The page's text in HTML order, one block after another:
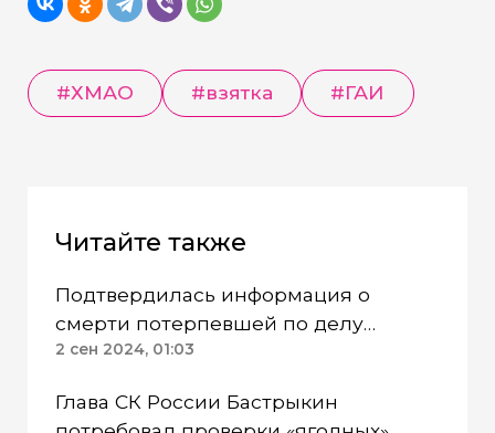
#ХМАО #взятка #ГАИ
Читайте также
Подтвердилась информация о
смерти потерпевшей по делу
пилотажной группы «Барсы» в ХМАО
2 сен 2024, 01:03
Глава СК России Бастрыкин